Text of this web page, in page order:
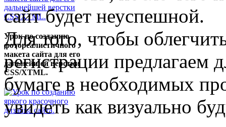
Урок по созданию
фотореалистичного
макета сайта для его
дальнейшей верстки
CSS/XTML.
сайт будет неуспешной.
Для того, чтобы
регистрации предлагаем
бумаге в необходимых
увидеть как визуально